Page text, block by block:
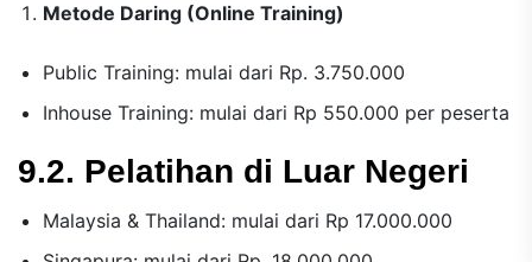
Metode Daring (Online Training)
Public Training: mulai dari Rp. 3.750.000
Inhouse Training: mulai dari Rp 550.000 per peserta
9.2. Pelatihan di Luar Negeri
Malaysia & Thailand: mulai dari Rp 17.000.000